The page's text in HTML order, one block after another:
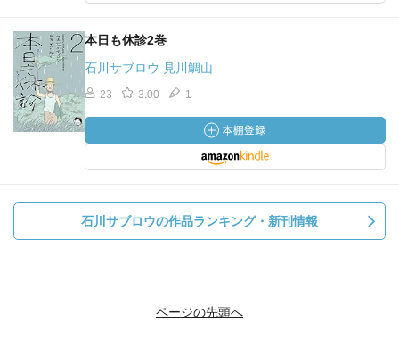
本日も休診2巻
石川サブロウ 見川鯛山
23 3.00 1
石川サブロウの作品ランキング・新刊情報
ページの先頭へ